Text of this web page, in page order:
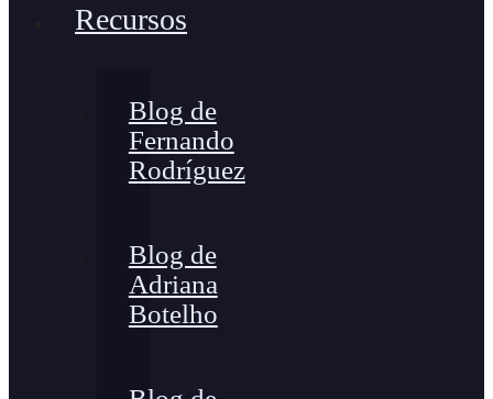
Recursos
Blog de
Fernando
Rodríguez
Blog de
Adriana
Botelho